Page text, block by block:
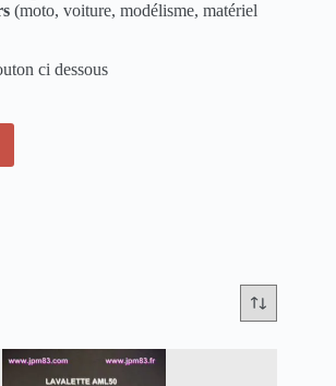
(moto, voiture, modélisme, matériel
ci dessous